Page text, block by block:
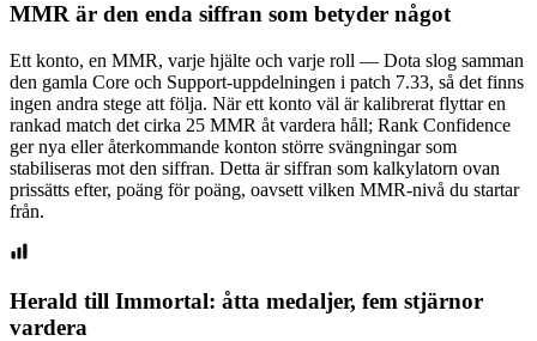
MMR är den enda siffran som betyder något
Ett konto, en MMR, varje hjälte och varje roll — Dota slog samman
den gamla Core och Support-uppdelningen i patch 7.33, så det finns
ingen andra stege att följa. När ett konto väl är kalibrerat flyttar en
rankad match det cirka 25 MMR åt vardera håll; Rank Confidence
ger nya eller återkommande konton större svängningar som
stabiliseras mot den siffran. Detta är siffran som kalkylatorn ovan
prissätts efter, poäng för poäng, oavsett vilken MMR-nivå du startar
från.
Herald till Immortal: åtta medaljer, fem stjärnor
vardera